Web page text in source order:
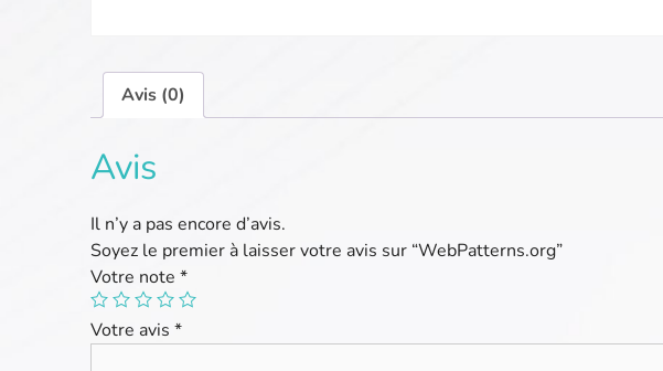
Avis (0)
Avis
Il n’y a pas encore d’avis.
Soyez le premier à laisser votre avis sur “WebPatterns.org”
Votre note *
Votre avis *